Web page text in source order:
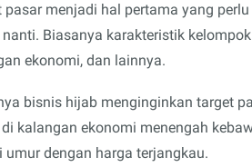
pasar menjadi hal pertama yang
Biasanya karakteristik
ekonomi, dan lainnya.
bisnis hijab menginginkan target
kalangan ekonomi menengah
umur dengan harga terjangkau.